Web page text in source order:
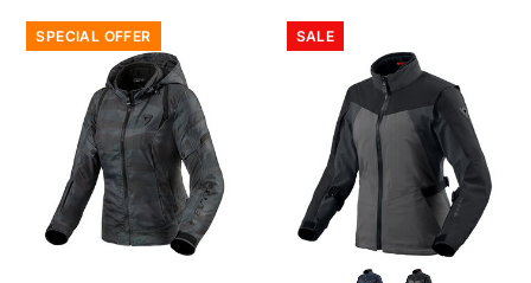
SPECIAL OFFER SALE